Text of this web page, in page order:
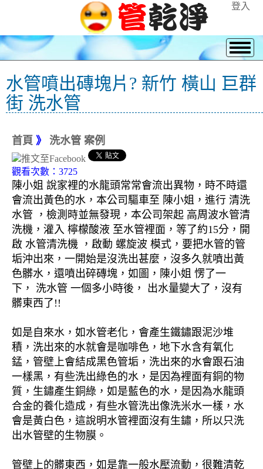
登入
水管噴出磚塊片? 新竹 橫山 巨群
街 洗水管
首頁 》 洗水管 案例
觀看次數：3725
陳小姐 說家裡的水龍頭常常會流出異物，時不時還
會流出黃色的水，本公司驅車至 陳小姐，進行 清洗
水管 ，檢測時並無發現，本公司架起 高周波水管清
洗機，灌入 檸檬酸液 至水管裡面，等了約15分，開
啟 水管清洗機 ，啟動 螺旋波 模式，要把水管的管
垢沖出來，一開始是沒洗出甚麼，沒多久就噴出黃
色髒水，還噴出碎磚塊，如圖，陳小姐 愣了一
下， 洗水管 一個多小時後， 出水量變大了，沒有
髒東西了!!
如是自來水，如水管老化，會產生鐵鏽跟泥沙堆
積，洗出來的水就會是咖啡色，地下水含有氧化
錳，管壁上會結成黑色管垢，洗出來的水會跟石油
一樣黑，有些洗出綠色的水，是因為裡面有銅的物
質，生鏽產生銅綠，如是藍色的水，是因為水龍頭
合金的養化造成，有些水管洗出像洗米水一樣，水
會是黃白色，這說明水管裡面沒有生鏽，所以只洗
出水管壁的生物膜。
管壁上的髒東西，如是靠一般水壓流動，很難清乾